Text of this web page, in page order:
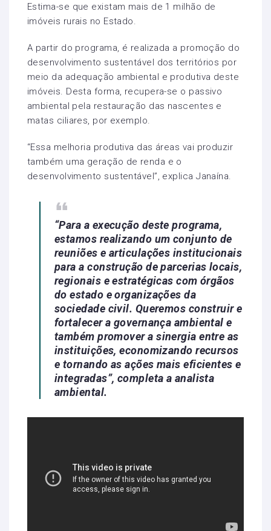
Estima-se que existam mais de 1 milhão de
imóveis rurais no Estado.
A partir do programa, é realizada a promoção do
desenvolvimento sustentável dos territórios por
meio da adequação ambiental e produtiva deste
imóveis. Desta forma, recupera-se o passivo
ambiental pela restauração das nascentes e
matas ciliares, por exemplo.
“Essa melhoria produtiva das áreas vai produzir
também uma geração de renda e o
desenvolvimento sustentável”, explica Janaína.
“Para a execução deste programa,
estamos realizando um conjunto de
reuniões e articulações institucionais
para a construção de parcerias locais,
regionais e estratégicas com órgãos
do estado e organizações da
sociedade civil. Queremos construir e
fortalecer a governança ambiental e
também promover a sinergia entre as
instituições, economizando recursos
e tornando as ações mais eficientes e
integradas”, completa a analista
ambiental.